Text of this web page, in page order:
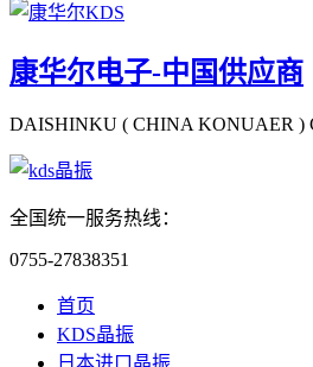
康华尔电子-中国供应商
DAISHINKU ( CHINA KONUAER )
全国统一服务热线：
0755-27838351
首页
KDS晶振
日本进口晶振